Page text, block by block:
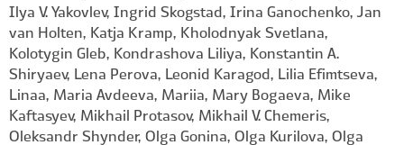
Ilya V. Yakovlev, Ingrid Skogstad, Irina Ganochenko, Jan
van Holten, Katja Kramp, Kholodnyak Svetlana,
Kolotygin Gleb, Kondrashova Liliya, Konstantin A.
Shiryaev, Lena Perova, Leonid Karagod, Lilia Efimtseva,
Linaa, Maria Avdeeva, Mariia, Mary Bogaeva, Mike
Kaftasyev, Mikhail Protasov, Mikhail V. Chemeris,
Oleksandr Shynder, Olga Gonina, Olga Kurilova, Olga